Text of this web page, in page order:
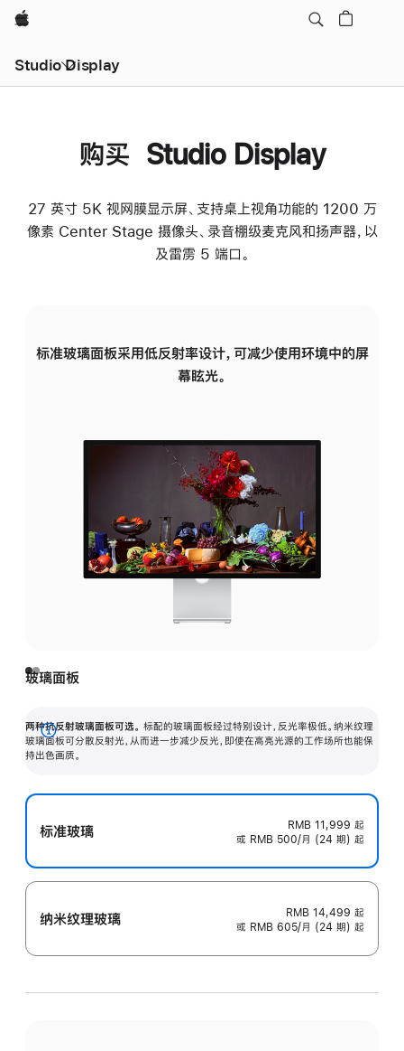
Apple
Studio Display
购买 Studio Display
27 英寸 5K 视网膜显示屏、支持桌上视角功能的 1200 万
像素 Center Stage 摄像头、录音棚级麦克风和扬声器，以
及雷雳 5 端口。
标准玻璃面板采用低反射率设计，可减少使用环境中的屏
幕眩光。
玻璃面板
两种抗反射玻璃面板可选。 标配的玻璃面板经过特别设计，反光率极低。纳米纹理
玻璃面板可分散反射光，从而进一步减少反光，即使在高亮光源的工作场所也能保
持出色画质。
展
开
标准玻璃 RMB 11,999 起
或 RMB 500/月 (24 期) 起
纳米纹理玻璃 RMB 14,499 起
或 RMB 605/月 (24 期) 起